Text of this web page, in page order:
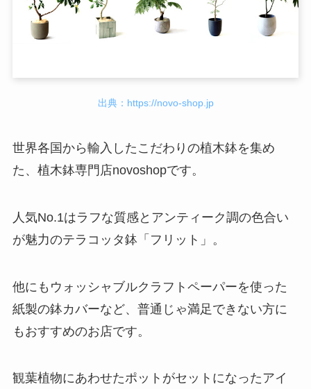
出典：https://novo-shop.jp
世界各国から輸入したこだわりの植木鉢を集め
た、植木鉢専門店novoshopです。
人気No.1はラフな質感とアンティーク調の色合い
が魅力のテラコッタ鉢「フリット」。
他にもウォッシャブルクラフトペーパーを使った
紙製の鉢カバーなど、普通じゃ満足できない方に
もおすすめのお店です。
観葉植物にあわせたポットがセットになったアイ